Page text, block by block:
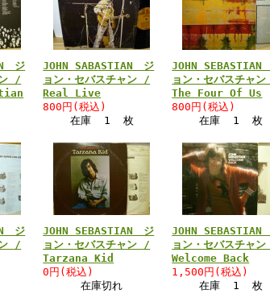
ジ
ン /
JOHN SABASTIAN ジ
ョン・セバスチャン /
Real Live
800円(税込)
在庫 1 枚
JOHN
ョン・セバスチャ
The Four Of Us
800円(税込)
在庫 1 枚
ジ
ン /
JOHN SEBASTIAN ジ
ョン・セバスチャン /
Tarzana Kid
0円(税込)
在庫切れ
JOHN
ョン・セバスチャ
Welcome Back
1,500円(税込)
在庫 1 枚